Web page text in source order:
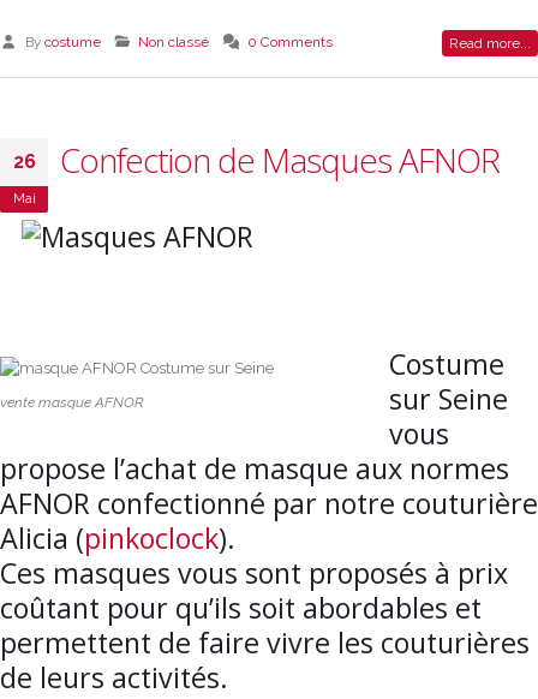
By costume Non classé 0 Comments Read more...
26
Mai
Confection de Masques AFNOR
vente masque AFNOR
Costume
sur Seine
vous
propose l’achat de masque aux normes
AFNOR confectionné par notre couturière
Alicia (pinkoclock).
Ces masques vous sont proposés à prix
coûtant pour qu’ils soit abordables et
permettent de faire vivre les couturières
de leurs activités.